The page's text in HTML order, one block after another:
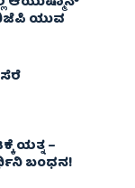
ಯುವ
ಯತ್ನ –
ಬಂಧನ!